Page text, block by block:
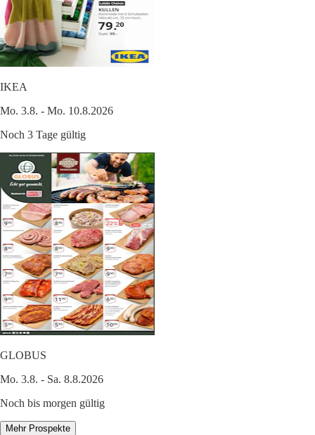
IKEA
Mo. 3.8. - Mo. 10.8.2026
Noch 3 Tage gültig
GLOBUS
Mo. 3.8. - Sa. 8.8.2026
Noch bis morgen gültig
Mehr Prospekte